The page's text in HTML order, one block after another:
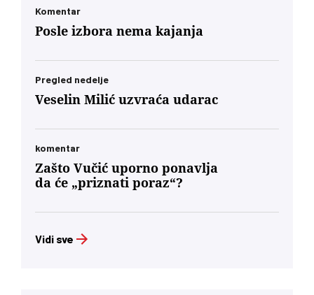
Komentar
Posle izbora nema kajanja
Pregled nedelje
Veselin Milić uzvraća udarac
komentar
Zašto Vučić uporno ponavlja
da će „priznati poraz“?
Vidi sve